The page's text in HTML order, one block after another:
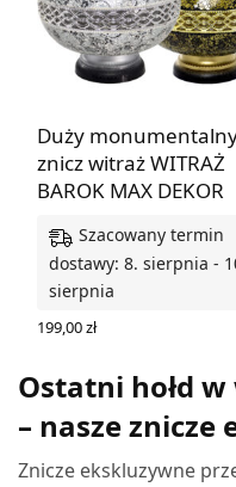
Duży
znicz witraż WITRAŻ
BAROK MAX DEKOR
Szacowany termin
dostawy: 8. sierpnia -
sierpnia
199,00zł
Ostatni hołd
– nasze znicze
Znicze ekskluzywne